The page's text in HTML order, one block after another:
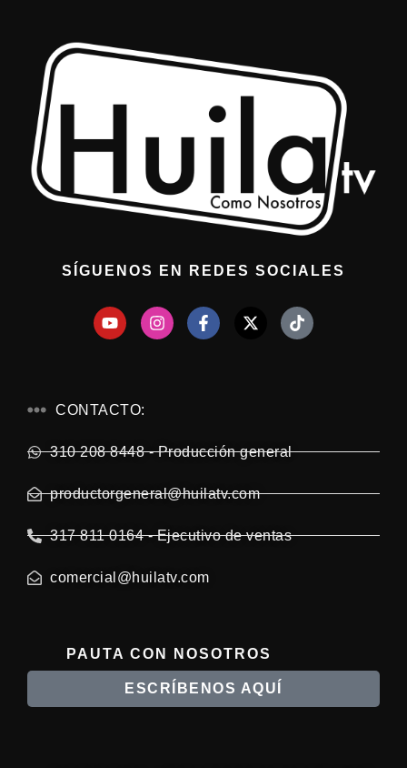
SÍGUENOS EN REDES SOCIALES
CONTACTO:
310 208 8448 - Producción general
productorgeneral@huilatv.com
317 811 0164 - Ejecutivo de ventas
comercial@huilatv.com
PAUTA CON NOSOTROS
ESCRÍBENOS AQUÍ